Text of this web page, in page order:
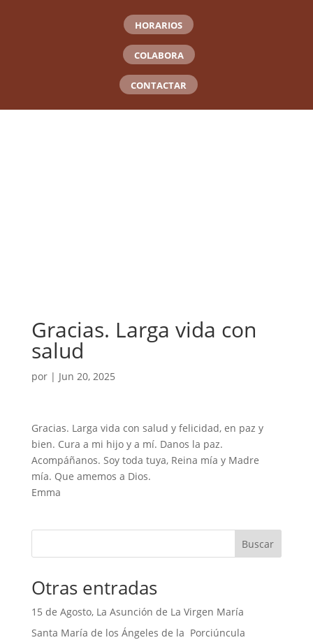
HORARIOS
COLABORA
CONTACTAR
Gracias. Larga vida con
salud
por | Jun 20, 2025
Gracias. Larga vida con salud y felicidad, en paz y
bien. Cura a mi hijo y a mí. Danos la paz.
Acompáñanos. Soy toda tuya, Reina mía y Madre
mía. Que amemos a Dios.
Emma
Buscar
Otras entradas
15 de Agosto, La Asunción de La Virgen María
Santa María de los Ángeles de la Porciúncula